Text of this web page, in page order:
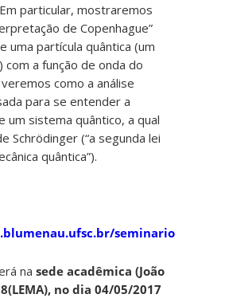
particular, mostraremos
de Copenhague”
uma partícula quântica (um
a função de onda do
como a análise
para se entender a
um sistema quântico, a qual
Schrödinger (“a segunda lei
quântica”).
seminarios
nasede acadêmica (João
no dia 04/05/2017